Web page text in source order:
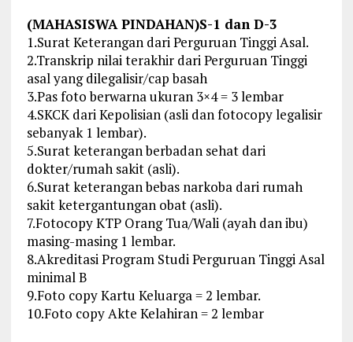
(MAHASISWA PINDAHAN)S-1 dan D-3
1.Surat Keterangan dari Perguruan Tinggi Asal.
2.Transkrip nilai terakhir dari Perguruan Tinggi
asal yang dilegalisir/cap basah
3.Pas foto berwarna ukuran 3×4 = 3 lembar
4.SKCK dari Kepolisian (asli dan fotocopy legalisir
sebanyak 1 lembar).
5.Surat keterangan berbadan sehat dari
dokter/rumah sakit (asli).
6.Surat keterangan bebas narkoba dari rumah
sakit ketergantungan obat (asli).
7.Fotocopy KTP Orang Tua/Wali (ayah dan ibu)
masing-masing 1 lembar.
8.Akreditasi Program Studi Perguruan Tinggi Asal
minimal B
9.Foto copy Kartu Keluarga = 2 lembar.
10.Foto copy Akte Kelahiran = 2 lembar